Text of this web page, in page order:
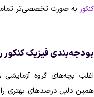
به صورت تخصصی‌تر تمامی
فیزیک کنکور
بچه‌های گروه آزمایشی
دلیل درصدهای بهتری